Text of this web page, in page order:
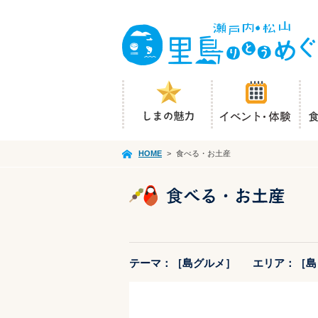
HOME > 食べる・お土産
テーマ：［島グルメ］ エリア：［